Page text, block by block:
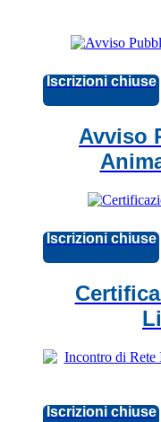
Iscrizioni chiuse
Avviso
Iscrizioni chiuse
Iscrizioni chiuse